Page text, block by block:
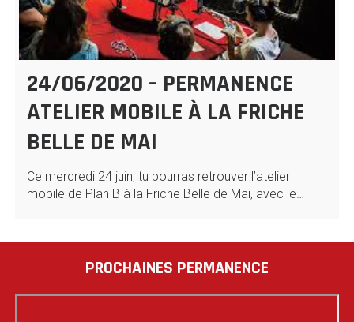
24/06/2020 – PERMANENCE
ATELIER MOBILE À LA FRICHE
BELLE DE MAI
Ce mercredi 24 juin, tu pourras retrouver l’atelier
mobile de Plan B à la Friche Belle de Mai, avec le…
PROCHAINES PERMANENCE